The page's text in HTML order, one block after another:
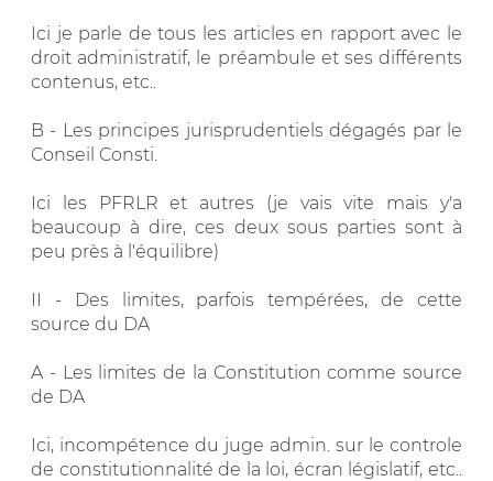
Ici je parle de tous les articles en rapport avec le
droit administratif, le préambule et ses différents
contenus, etc..
B - Les principes jurisprudentiels dégagés par le
Conseil Consti.
Ici les PFRLR et autres (je vais vite mais y'a
beaucoup à dire, ces deux sous parties sont à
peu près à l'équilibre)
II - Des limites, parfois tempérées, de cette
source du DA
A - Les limites de la Constitution comme source
de DA
Ici, incompétence du juge admin. sur le controle
de constitutionnalité de la loi, écran législatif, etc..